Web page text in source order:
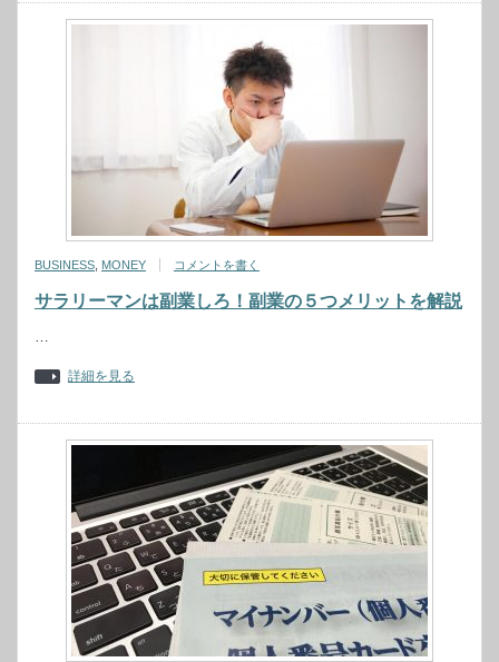
BUSINESS MONEY コメントを書く
サラリーマンは副業しろ！副業の５つメリットを解説
…
詳細を見る